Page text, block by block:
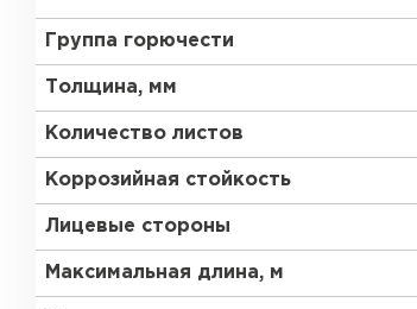
Группа горючести
Толщина, мм
Количество листов
Коррозийная стойкость
Лицевые стороны
Максимальная длина, м